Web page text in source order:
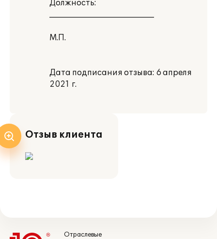
Должность:
___________________________
М.П.
Дата подписания отзыва: 6 апреля
2021 г.
Отзыв клиента
Отраслевые